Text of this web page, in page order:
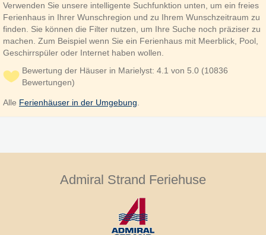
Verwenden Sie unsere intelligente Suchfunktion unten, um ein freies
Ferienhaus in Ihrer Wunschregion und zu Ihrem Wunschzeitraum zu
finden. Sie können die Filter nutzen, um Ihre Suche noch präziser zu
machen. Zum Beispiel wenn Sie ein Ferienhaus mit Meerblick, Pool,
Geschirrspüler oder Internet haben wollen.
Bewertung der Häuser in Marielyst: 4.1 von 5.0 (10836
Bewertungen)
Alle Ferienhäuser in der Umgebung
Admiral Strand Feriehuse